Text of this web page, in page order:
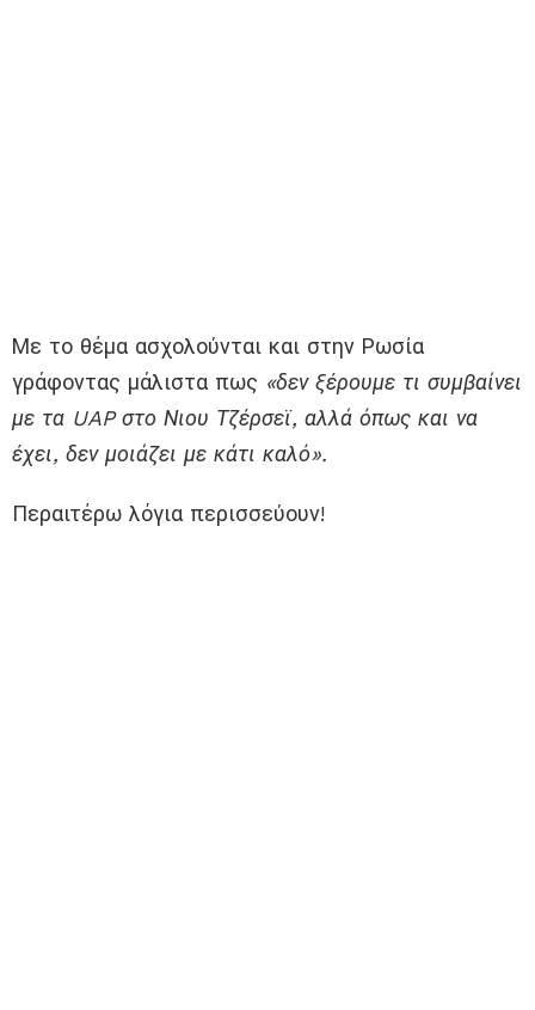
Με το θέμα ασχολούνται και στην Ρωσία
γράφοντας μάλιστα πως «δεν ξέρουμε τι συμβαίνει
με τα UAP στο Νιου Τζέρσεϊ, αλλά όπως και να
έχει, δεν μοιάζει με κάτι καλό».
Περαιτέρω λόγια περισσεύουν!